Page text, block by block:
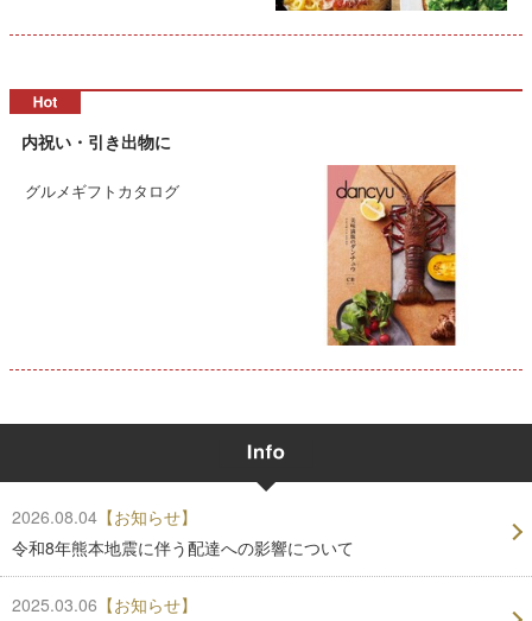
内祝い・引き出物に
グルメギフトカタログ
2026.08.04 【お知らせ】
令和8年熊本地震に伴う配達への影響について
2025.03.06 【お知らせ】